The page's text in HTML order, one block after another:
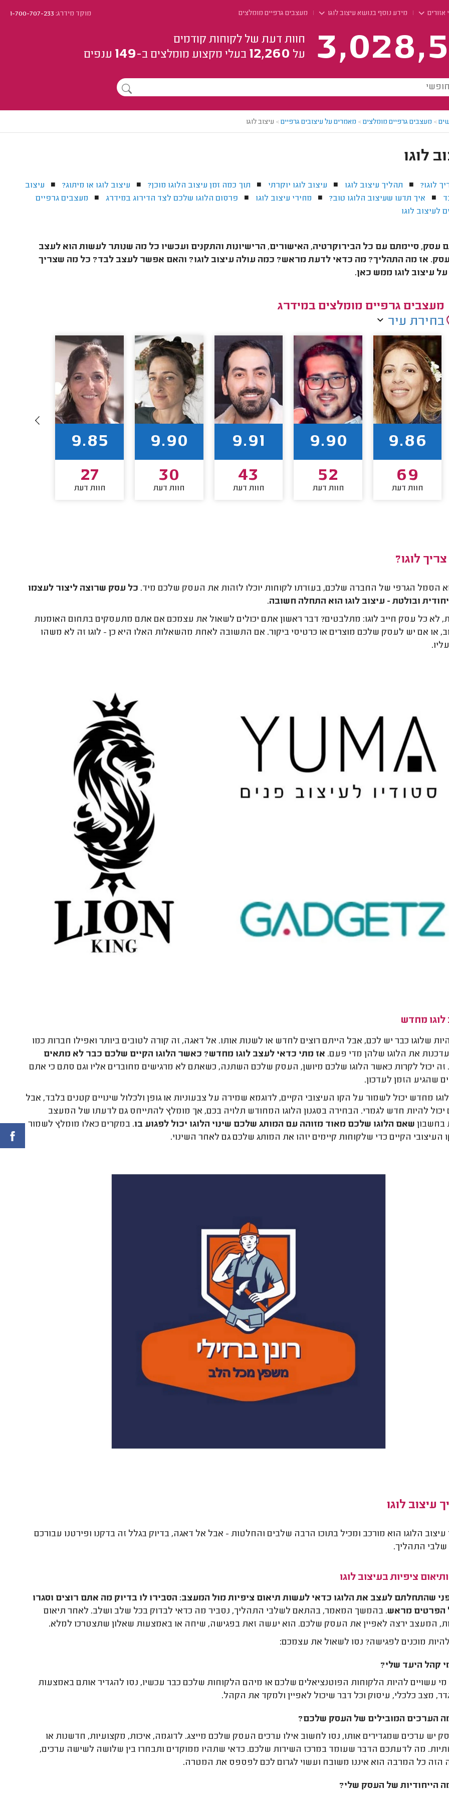
מידע נוסף בנושא עיצוב לוגו מעצבים גרפיים מומלצים מוקד מידרג:1-700-707-233
חוות דעת של לקוחות קודמים
על 12,260 בעלי מקצוע מומלצים ב-149 ענפים
> מעצבים גרפיים מומלצים> מאמרים על עיצובים גרפיים> עיצוב לוגו
לוגו
לוגו? ■ תהליך עיצוב לוגו ■ עיצוב לוגו יוקרתי ■ תוך כמה זמן עיצוב הלוגו מוכן? ■ עיצוב לוגו או מיתוג? ■ עיצוב
■ איך תדעו שעיצוב הלוגו טוב? ■ מחירי עיצוב לוגו ■ פרסום הלוגו שלכם לצד הדירוג במידרג ■ מעצבים גרפיים
לעיצוב לוגו
עסק, סיימתם עם כל הבירוקרטיה, האישורים, הרישיונות והתקנים ועכשיו כל מה שנותר לעשות הוא לעצב
אז מה התהליך? מה כדאי לדעת מראש? כמה עולה עיצוב לוגו? והאם אפשר לעצב לבד? כל מה שצריך
עיצוב לוגו ממש כאן.
מעצבים גרפיים מומלצים במידרג
בחירת עיר
9.86
69
חוות דעת
9.90
52
חוות דעת
9.91
43
חוות דעת
9.90
30
חוות דעת
9.85
27
חוות דעת
לוגו?
הסמל הגרפי של החברה שלכם, בעזרתו לקוחות יוכלו לזהות את העסק שלכם מיד. כל עסק שרוצה ליצור לעצמו
ובולטת - עיצוב לוגו הוא התחלה חשובה.
לא כל עסק חייב לוגו: מתלבטים? דבר ראשון אתם יכולים לשאול את עצמכם אם אתם מתעסקים בתחום האומנות
או אם יש לעסק שלכם מוצרים או כרטיסי ביקור. אם התשובה לאחת מהשאלות האלו היא כן - לוגו זה לא משהו
לוגו מחדש
שלוגו כבר יש לכם, אבל הייתם רוצים לחדש או לשנות אותו. אל דאגה, זה קורה לטובים ביותר ואפילו חברות כמו
את הלוגו שלהן מדי פעם. אז מתי כדאי לעצב לוגו מחדש? כאשר הלוגו הקיים שלכם כבר לא מתאים
. זה יכול לקרות כאשר הלוגו שלכם מיושן, העסק שלכם השתנה, כשאתם לא מרגישים מחוברים אליו וגם סתם כי אתם
שהגיע הזמן לעדכון.
מחדש יכול לשמור על הקו העיצובי הקיים, לדוגמא שמירה על צבעוניות או גופן ולכלול שינויים קטנים בלבד, אבל
יכול להיות חדש לגמרי. הבחירה בסגנון הלוגו המחודש תלויה בכם, אך מומלץ להתייחס גם לדעתו של המעצב
בחשבון שאם הלוגו שלכם מאוד מזוהה עם המותג שלכם שינוי הלוגו יכול לפגוע בו. במקרים כאלו מומלץ לשמור
העיצובי הקיים כדי שלקוחות קיימים יזהו את המותג שלכם גם לאחר השינוי.
עיצוב לוגו
הלוגו הוא מורכב ומכיל בתוכו הרבה שלבים והחלטות - אבל אל דאגה, בדיוק בגלל זה בדקנו ופירטנו עבורכם
התהליך.
ציפיות בעיצוב לוגו
שהתחלתם לעצב את הלוגו כדאי לעשות תיאום ציפיות מול המעצב: הסבירו לו בדיוק מה אתם רוצים וסגרו
הפרטים מראש. בהמשך המאמר, בהתאם לשלבי התהליך, נסביר מה כדאי לבדוק בכל שלב ושלב. לאחר תיאום
המעצב ירצה לאפיין את העסק שלכם. הוא יעשה זאת בפגישה, שיחה או באמצעות שאלון שתצטרכו למלא.
להיות מוכנים לפגישה? נסו לשאול את עצמכם:
קהל היעד שלי?
מי עשויים להיות הלקוחות הפוטנציאלים שלכם או מיהם הלקוחות שלכם כבר עכשיו, נסו להגדיר אותם באמצעות
מצב כלכלי, עיסוק וכל דבר שיכול לאפיין ולמקד את הקהל.
הערכים המובילים של העסק שלכם?
יש ערכים שמגדירים אותו, נסו לחשוב אילו ערכים העסק שלכם מייצג. לדוגמה, איכות, מקצועיות, חדשנות או
מה לדעתכם הדבר שעומד במרכז השירות שלכם. כדאי שתהיו ממוקדים ותבחרו בין שלושה לשישה ערכים,
הזה כל המרבה הוא איננו משובח ועשוי לגרום לכם לפספס את המטרה.
הייחודיות של העסק שלי?